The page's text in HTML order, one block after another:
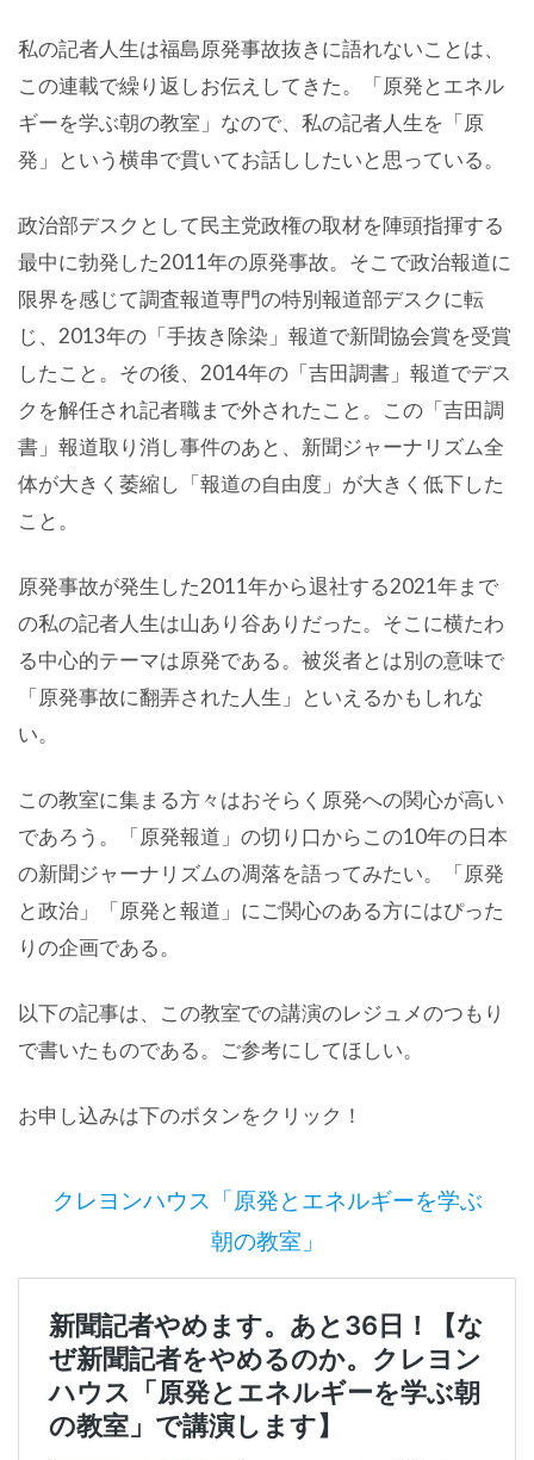
私の記者人生は福島原発事故抜きに語れないことは、
この連載で繰り返しお伝えしてきた。「原発とエネル
ギーを学ぶ朝の教室」なので、私の記者人生を「原
発」という横串で貫いてお話ししたいと思っている。
政治部デスクとして民主党政権の取材を陣頭指揮する
最中に勃発した2011年の原発事故。そこで政治報道に
限界を感じて調査報道専門の特別報道部デスクに転
じ、2013年の「手抜き除染」報道で新聞協会賞を受賞
したこと。その後、2014年の「吉田調書」報道でデス
クを解任され記者職まで外されたこと。この「吉田調
書」報道取り消し事件のあと、新聞ジャーナリズム全
体が大きく萎縮し「報道の自由度」が大きく低下した
こと。
原発事故が発生した2011年から退社する2021年まで
の私の記者人生は山あり谷ありだった。そこに横たわ
る中心的テーマは原発である。被災者とは別の意味で
「原発事故に翻弄された人生」といえるかもしれな
い。
この教室に集まる方々はおそらく原発への関心が高い
であろう。「原発報道」の切り口からこの10年の日本
の新聞ジャーナリズムの凋落を語ってみたい。「原発
と政治」「原発と報道」にご関心のある方にはぴった
りの企画である。
以下の記事は、この教室での講演のレジュメのつもり
で書いたものである。ご参考にしてほしい。
お申し込みは下のボタンをクリック！
クレヨンハウス「原発とエネルギーを学ぶ
朝の教室」